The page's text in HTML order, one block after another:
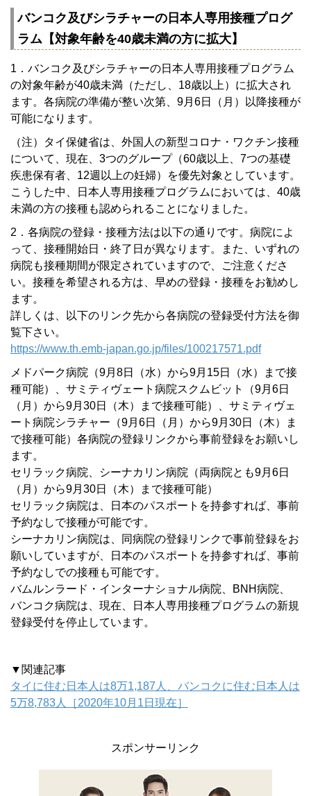
バンコク及びシラチャーの日本人専用接種プログ
ラム【対象年齢を40歳未満の方に拡大】
1．バンコク及びシラチャーの日本人専用接種プログラム
の対象年齢が40歳未満（ただし、18歳以上）に拡大され
ます。各病院の準備が整い次第、9月6日（月）以降接種が
可能になります。
（注）タイ保健省は、外国人の新型コロナ・ワクチン接種
について、現在、3つのグループ（60歳以上、7つの基礎
疾患保有者、12週以上の妊婦）を優先対象としています。
こうした中、日本人専用接種プログラムにおいては、40歳
未満の方の接種も認められることになりました。
2．各病院の登録・接種方法は以下の通りです。病院によ
って、接種開始日・終了日が異なります。また、いずれの
病院も接種期間が限定されていますので、ご注意くださ
い。接種を希望される方は、早めの登録・接種をお勧めし
ます。
詳しくは、以下のリンク先から各病院の登録受付方法を御
覧下さい。
https://www.th.emb-japan.go.jp/files/100217571.pdf
メドパーク病院（9月8日（水）から9月15日（水）まで接
種可能）、サミティヴェート病院スクムビット（9月6日
（月）から9月30日（木）まで接種可能）、サミティヴェ
ート病院シラチャー（9月6日（月）から9月30日（木）ま
で接種可能）各病院の登録リンクから事前登録をお願いし
ます。
セリラック病院、シーナカリン病院（両病院とも9月6日
（月）から9月30日（木）まで接種可能）
セリラック病院は、日本のパスポートを持参すれば、事前
予約なしで接種が可能です。
シーナカリン病院は、同病院の登録リンクで事前登録をお
願いしていますが、日本のパスポートを持参すれば、事前
予約なしでの接種も可能です。
バムルンラード・インターナショナル病院、BNH病院、
バンコク病院は、現在、日本人専用接種プログラムの新規
登録受付を停止しています。
▼関連記事
タイに住む日本人は8万1,187人、バンコクに住む日本人は
5万8,783人［2020年10月1日現在］
スポンサーリンク